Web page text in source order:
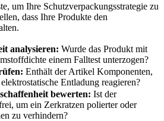
um Ihre Schutzverpackungsstrategie zu
dass Ihre Produkte den
analysieren: Wurde das Produkt mit
einem Falltest unterzogen?
Enthält der Artikel Komponenten,
Entladung reagieren?
bewerten: Ist der
um ein Zerkratzen polierter oder
zu verhindern?